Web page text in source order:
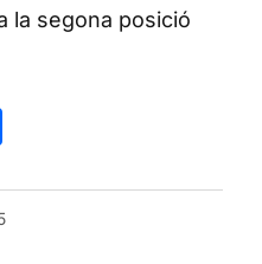
la segona posició